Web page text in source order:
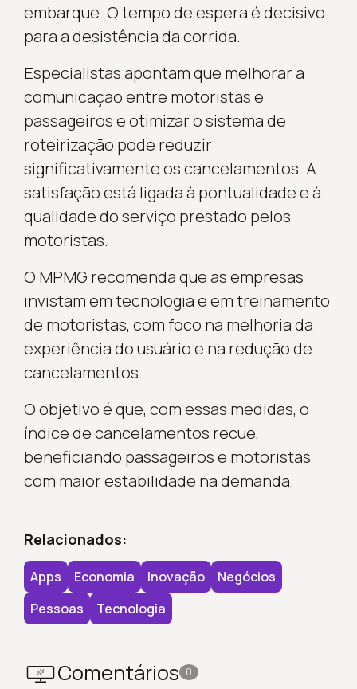
embarque. O tempo de espera é decisivo
para a desistência da corrida.
Especialistas apontam que melhorar a
comunicação entre motoristas e
passageiros e otimizar o sistema de
roteirização pode reduzir
significativamente os cancelamentos. A
satisfação está ligada à pontualidade e à
qualidade do serviço prestado pelos
motoristas.
O MPMG recomenda que as empresas
invistam em tecnologia e em treinamento
de motoristas, com foco na melhoria da
experiência do usuário e na redução de
cancelamentos.
O objetivo é que, com essas medidas, o
índice de cancelamentos recue,
beneficiando passageiros e motoristas
com maior estabilidade na demanda.
Relacionados:
Apps Economia Inovação
Negócios
Pessoas
Tecnologia
Comentários 0